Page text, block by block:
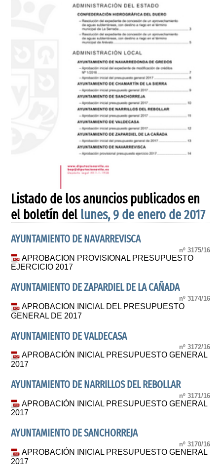
Listado de los anuncios publicados en
el boletín del lunes, 9 de enero de 2017
AYUNTAMIENTO DE NAVARREVISCA
nº 3175/16
APROBACION PROVISIONAL PRESUPUESTO
EJERCICIO 2017
AYUNTAMIENTO DE ZAPARDIEL DE LA CAÑADA
nº 3174/16
APROBACION INICIAL DEL PRESUPUESTO
GENERAL DE 2017
AYUNTAMIENTO DE VALDECASA
nº 3172/16
APROBACIÓN INICIAL PRESUPUESTO GENERAL
2017
AYUNTAMIENTO DE NARRILLOS DEL REBOLLAR
nº 3171/16
APROBACIÓN INICIAL PRESUPUESTO GENERAL
2017
AYUNTAMIENTO DE SANCHORREJA
nº 3170/16
APROBACIÓN INICIAL PRESUPUESTO GENERAL
2017